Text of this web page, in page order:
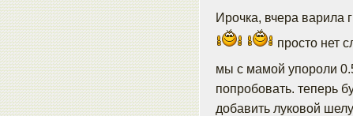
Ирочка, вчера
просто нет
мы с мамой упороли
попробовать. теперь
добавить луковой